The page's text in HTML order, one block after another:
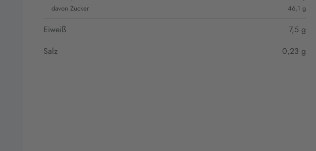
davon Zucker 46,1 g
Eiweiß
7,5 g
Salz
0,23 g